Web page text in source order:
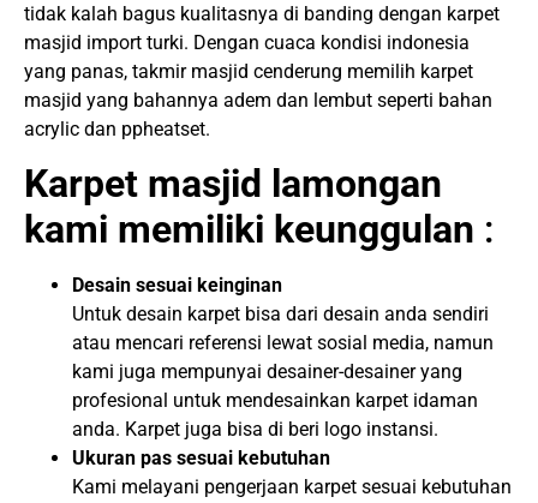
tidak kalah bagus kualitasnya di banding dengan karpet
masjid import turki. Dengan cuaca kondisi indonesia
yang panas, takmir masjid cenderung memilih karpet
masjid yang bahannya adem dan lembut seperti bahan
acrylic dan ppheatset.
Karpet masjid lamongan
kami memiliki keunggulan :
Desain sesuai keinginan
Untuk desain karpet bisa dari desain anda sendiri
atau mencari referensi lewat sosial media, namun
kami juga mempunyai desainer-desainer yang
profesional untuk mendesainkan karpet idaman
anda. Karpet juga bisa di beri logo instansi.
Ukuran pas sesuai kebutuhan
Kami melayani pengerjaan karpet sesuai kebutuhan